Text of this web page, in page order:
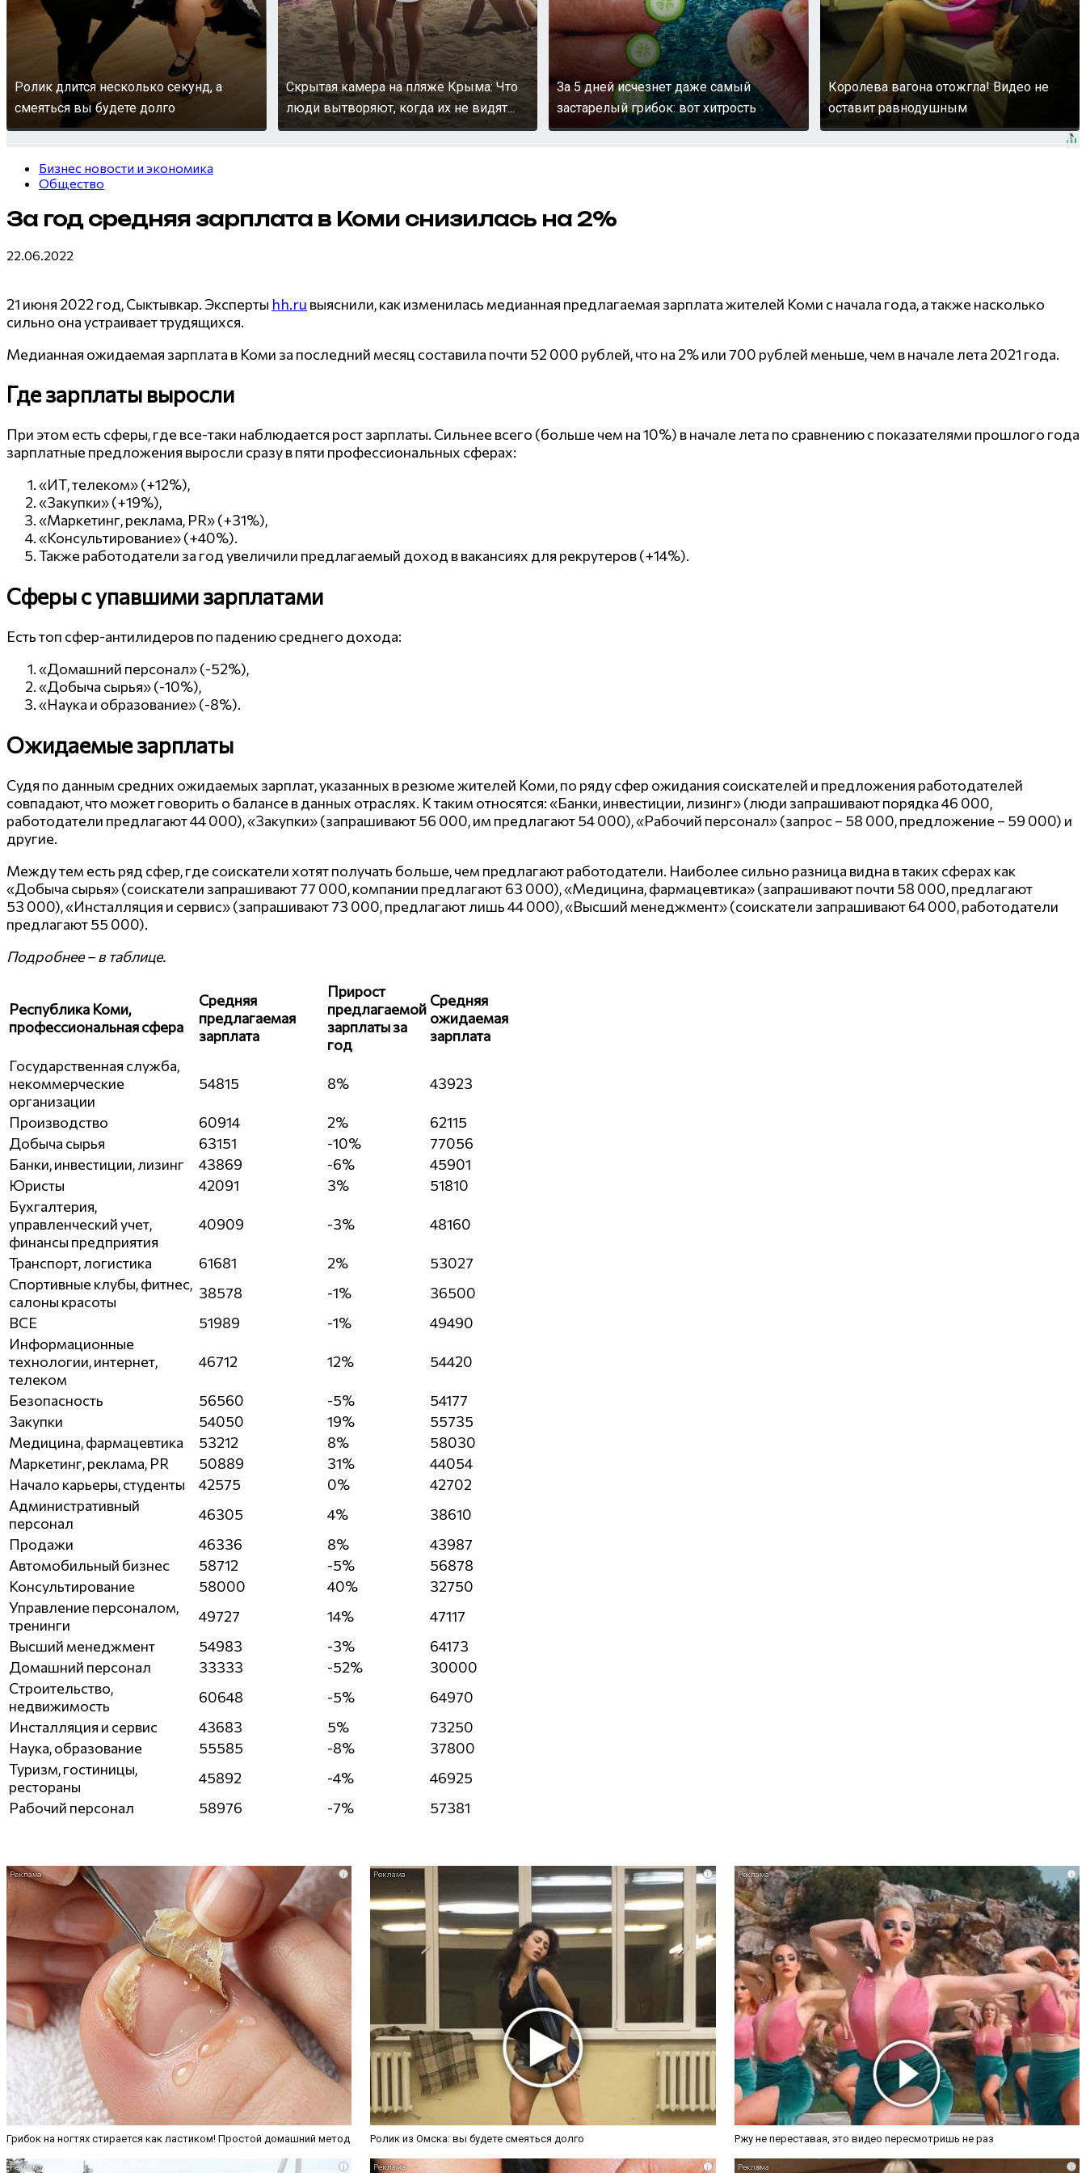
Ролик длится несколько секунд, а
смеяться вы будете долго
Скрытая камера на пляже Крыма: Что
люди вытворяют, когда их не видят...
За 5 дней исчезнет даже самый
застарелый грибок: вот хитрость
Королева вагона отожгла! Видео не
оставит равнодушным
Бизнес новости и экономика
Общество
За год средняя зарплата в Коми снизилась на 2%
22.06.2022
21 июня 2022 год, Сыктывкар. Эксперты hh.ru выяснили, как изменилась медианная предлагаемая зарплата жителей Коми с начала года, а также насколько
сильно она устраивает трудящихся.
Медианная ожидаемая зарплата в Коми за последний месяц составила почти 52 000 рублей, что на 2% или 700 рублей меньше, чем в начале лета 2021 года.
Где зарплаты выросли
При этом есть сферы, где все-таки наблюдается рост зарплаты. Сильнее всего (больше чем на 10%) в начале лета по сравнению с показателями прошлого года
зарплатные предложения выросли сразу в пяти профессиональных сферах:
«ИТ, телеком» (+12%),
«Закупки» (+19%),
«Маркетинг, реклама, PR» (+31%),
«Консультирование» (+40%).
Также работодатели за год увеличили предлагаемый доход в вакансиях для рекрутеров (+14%).
Сферы с упавшими зарплатами
Есть топ сфер-антилидеров по падению среднего дохода:
«Домашний персонал» (-52%),
«Добыча сырья» (-10%),
«Наука и образование» (-8%).
Ожидаемые зарплаты
Судя по данным средних ожидаемых зарплат, указанных в резюме жителей Коми, по ряду сфер ожидания соискателей и предложения работодателей
совпадают, что может говорить о балансе в данных отраслях. К таким относятся: «Банки, инвестиции, лизинг» (люди запрашивают порядка 46 000,
работодатели предлагают 44 000), «Закупки» (запрашивают 56 000, им предлагают 54 000), «Рабочий персонал» (запрос – 58 000, предложение – 59 000) и
другие.
Между тем есть ряд сфер, где соискатели хотят получать больше, чем предлагают работодатели. Наиболее сильно разница видна в таких сферах как
«Добыча сырья» (соискатели запрашивают 77 000, компании предлагают 63 000), «Медицина, фармацевтика» (запрашивают почти 58 000, предлагают
53 000), «Инсталляция и сервис» (запрашивают 73 000, предлагают лишь 44 000), «Высший менеджмент» (соискатели запрашивают 64 000, работодатели
предлагают 55 000).
Подробнее – в таблице.
Республика Коми,
профессиональная сфера
Средняя
предлагаемая
зарплата
Прирост
предлагаемой
зарплаты за
год
Средняя
ожидаемая
зарплата
Государственная служба,
некоммерческие
организации
54815 8% 43923
Производство 60914 2%
62115
Добыча сырья
63151 -10%
77056
Банки, инвестиции, лизинг
43869 -6%
45901
Юристы
42091 3%
51810
Бухгалтерия,
управленческий учет,
финансы предприятия
40909 -3% 48160
Транспорт, логистика 61681 2%
53027
Спортивные клубы, фитнес,
салоны красоты
38578 -1%
36500
ВСЕ
51989 -1%
49490
Информационные
технологии, интернет,
телеком
46712 12% 54420
Безопасность 56560 -5%
54177
Закупки
54050 19%
55735
Медицина, фармацевтика
53212 8%
58030
Маркетинг, реклама, PR
50889 31%
44054
Начало карьеры, студенты
42575 0%
42702
Административный
персонал
46305 4%
38610
Продажи
46336 8%
43987
Автомобильный бизнес
58712 -5%
56878
Консультирование
58000 40%
32750
Управление персоналом,
тренинги
49727 14%
47117
Высший менеджмент
54983 -3%
64173
Домашний персонал
33333 -52%
30000
Строительство,
недвижимость
60648 -5%
64970
Инсталляция и сервис
43683 5%
73250
Наука, образование
55585 -8%
37800
Туризм, гостиницы,
рестораны
45892 -4%
46925
Рабочий персонал
58976 -7% 57381
i
Грибок на ногтях стирается как ластиком! Простой домашний метод
i
Ролик из Омска: вы будете смеяться долго
i
Ржу не переставая, это видео пересмотришь не раз
i i i